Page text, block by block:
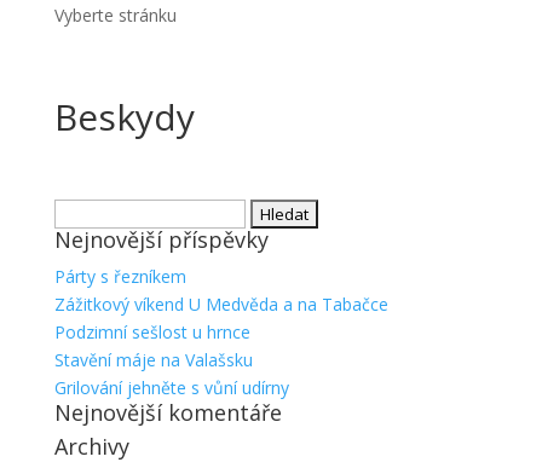
Vyberte stránku
Beskydy
Nejnovější příspěvky
Párty s řezníkem
Zážitkový víkend U Medvěda a na Tabačce
Podzimní sešlost u hrnce
Stavění máje na Valašsku
Grilování jehněte s vůní udírny
Nejnovější komentáře
Archivy